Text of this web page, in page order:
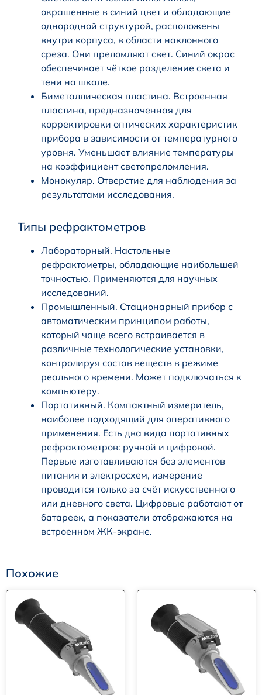
окрашенные в синий цвет и обладающие
однородной структурой, расположены
внутри корпуса, в области наклонного
среза. Они преломляют свет. Синий окрас
обеспечивает чёткое разделение света и
тени на шкале.
Биметаллическая пластина. Встроенная
пластина, предназначенная для
корректировки оптических характеристик
прибора в зависимости от температурного
уровня. Уменьшает влияние температуры
на коэффициент светопреломления.
Монокуляр. Отверстие для наблюдения за
результатами исследования.
Типы рефрактометров
Лабораторный. Настольные
рефрактометры, обладающие наибольшей
точностью. Применяются для научных
исследований.
Промышленный. Стационарный прибор с
автоматическим принципом работы,
который чаще всего встраивается в
различные технологические установки,
контролируя состав веществ в режиме
реального времени. Может подключаться к
компьютеру.
Портативный. Компактный измеритель,
наиболее подходящий для оперативного
применения. Есть два вида портативных
рефрактометров: ручной и цифровой.
Первые изготавливаются без элементов
питания и электросхем, измерение
проводится только за счёт искусственного
или дневного света. Цифровые работают от
батареек, а показатели отображаются на
встроенном ЖК-экране.
Похожие